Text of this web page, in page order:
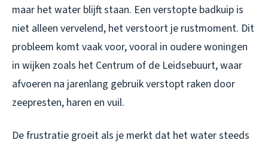
maar het water blijft staan. Een verstopte badkuip is
niet alleen vervelend, het verstoort je rustmoment. Dit
probleem komt vaak voor, vooral in oudere woningen
in wijken zoals het Centrum of de Leidsebuurt, waar
afvoeren na jarenlang gebruik verstopt raken door
zeepresten, haren en vuil.
De frustratie groeit als je merkt dat het water steeds